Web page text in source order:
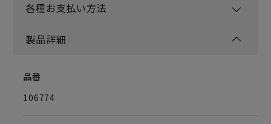
各種お支払い方法
製品詳細
品番
106774